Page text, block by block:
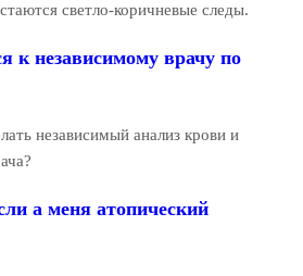
светло-коричневые следы.
к независимому врачу по
независимый анализ крови и
а меня атопический